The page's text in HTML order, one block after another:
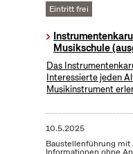
Eintritt frei
Musikschule
Das
Interessierte jeden
Musikinstrument
10.5.2025
Baustellenführung mit